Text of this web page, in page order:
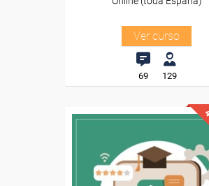
Ver curso
69 129
Descuentos especiales